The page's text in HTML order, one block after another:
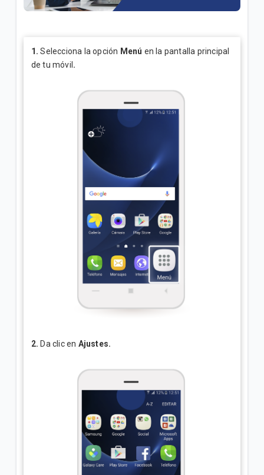
¿Cómo consultar tus consumos en Mi.Tigo? | Móvil
1. Selecciona la opción Menú en la pantalla principal
de tu móvil.
2. Da clic en Ajustes.